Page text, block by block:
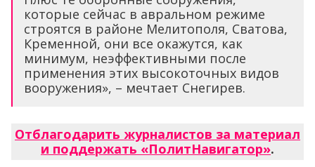
которые сейчас в авральном режиме
строятся в районе Мелитополя, Сватова,
Кременной, они все окажутся, как
минимум, неэффективными после
применения этих высокоточных видов
вооружения», – мечтает Снегирев.
Отблагодарить журналистов за материал
и поддержать «ПолитНавигатор».